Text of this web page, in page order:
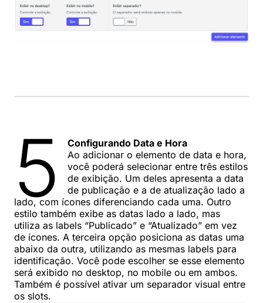
5
Configurando Data e Hora
Ao adicionar o elemento de data e hora,
você poderá selecionar entre três estilos
de exibição. Um deles apresenta a data
de publicação e a de atualização lado a
lado, com ícones diferenciando cada uma. Outro
estilo também exibe as datas lado a lado, mas
utiliza as labels “Publicado” e “Atualizado” em vez
de ícones. A terceira opção posiciona as datas uma
abaixo da outra, utilizando as mesmas labels para
identificação. Você pode escolher se esse elemento
será exibido no desktop, no mobile ou em ambos.
Também é possível ativar um separador visual entre
os slots.